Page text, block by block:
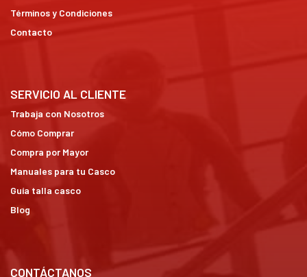
Términos y Condiciones
Contacto
SERVICIO AL CLIENTE
Trabaja con Nosotros
Cómo Comprar
Compra por Mayor
Manuales para tu Casco
Guía talla casco
Blog
CONTÁCTANOS